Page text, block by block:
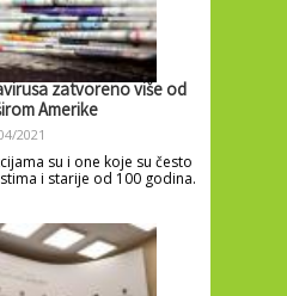
zatvoreno više od
Amerike
2021
su i one koje su često
i starije od 100 godina.